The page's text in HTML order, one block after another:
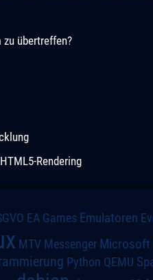
zu übertreffen?
Rendering
EA Games Emulatoren
MTV Messenger Microsoft
Python QEMU